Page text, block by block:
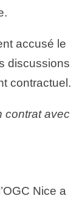
accusé le
discussions
contractuel.
contrat avec
Nice a